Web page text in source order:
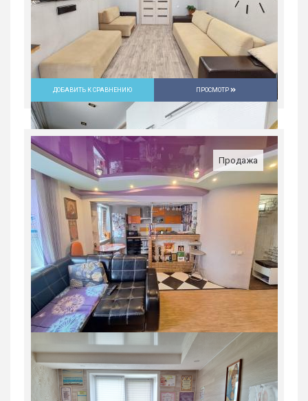
ДОБАВИТЬ К СРАВНЕНИЮ ПРОСМОТР
Продажа